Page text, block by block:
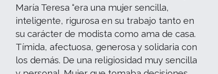
María Teresa “era una mujer sencilla,
inteligente, rigurosa en su trabajo tanto en
su carácter de modista como ama de casa.
Tímida, afectuosa, generosa y solidaria con
los demás. De una religiosidad muy sencilla